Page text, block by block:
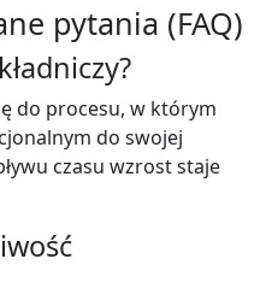
pytania (FAQ)
do procesu, w którym
do swojej
czasu wzrost staje